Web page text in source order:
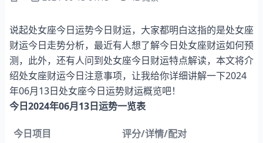
说起处女座今日运势今日财运，大家都明白这指的是处女座
财运今日走势分析，最近有人想了解今日处女座财运如何预
测，此外，还有人问到处女座今日财运特点解读，本文将介
绍处女座财运今日注意事项，让我给你详细讲解一下2024
年06月13日处女座今日运势财运概览吧！
今日2024年06月13日运势一览表
今日项目
评分/详情/配对